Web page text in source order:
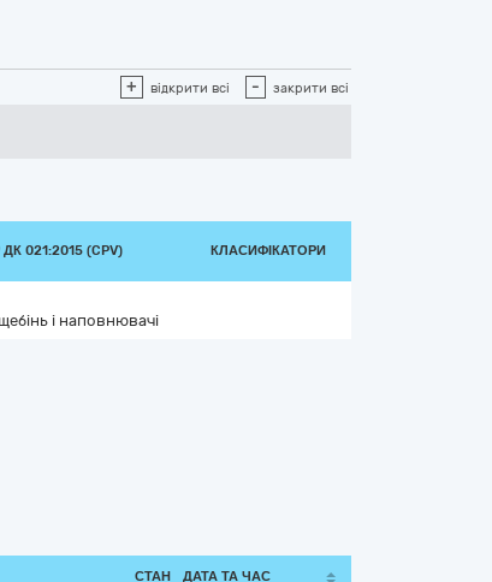
+ відкрити всі - закрити всі
021:2015 (CPV) КЛАСИФІКАТОРИ
і наповнювачі
СТАН ДАТА ТА ЧАС